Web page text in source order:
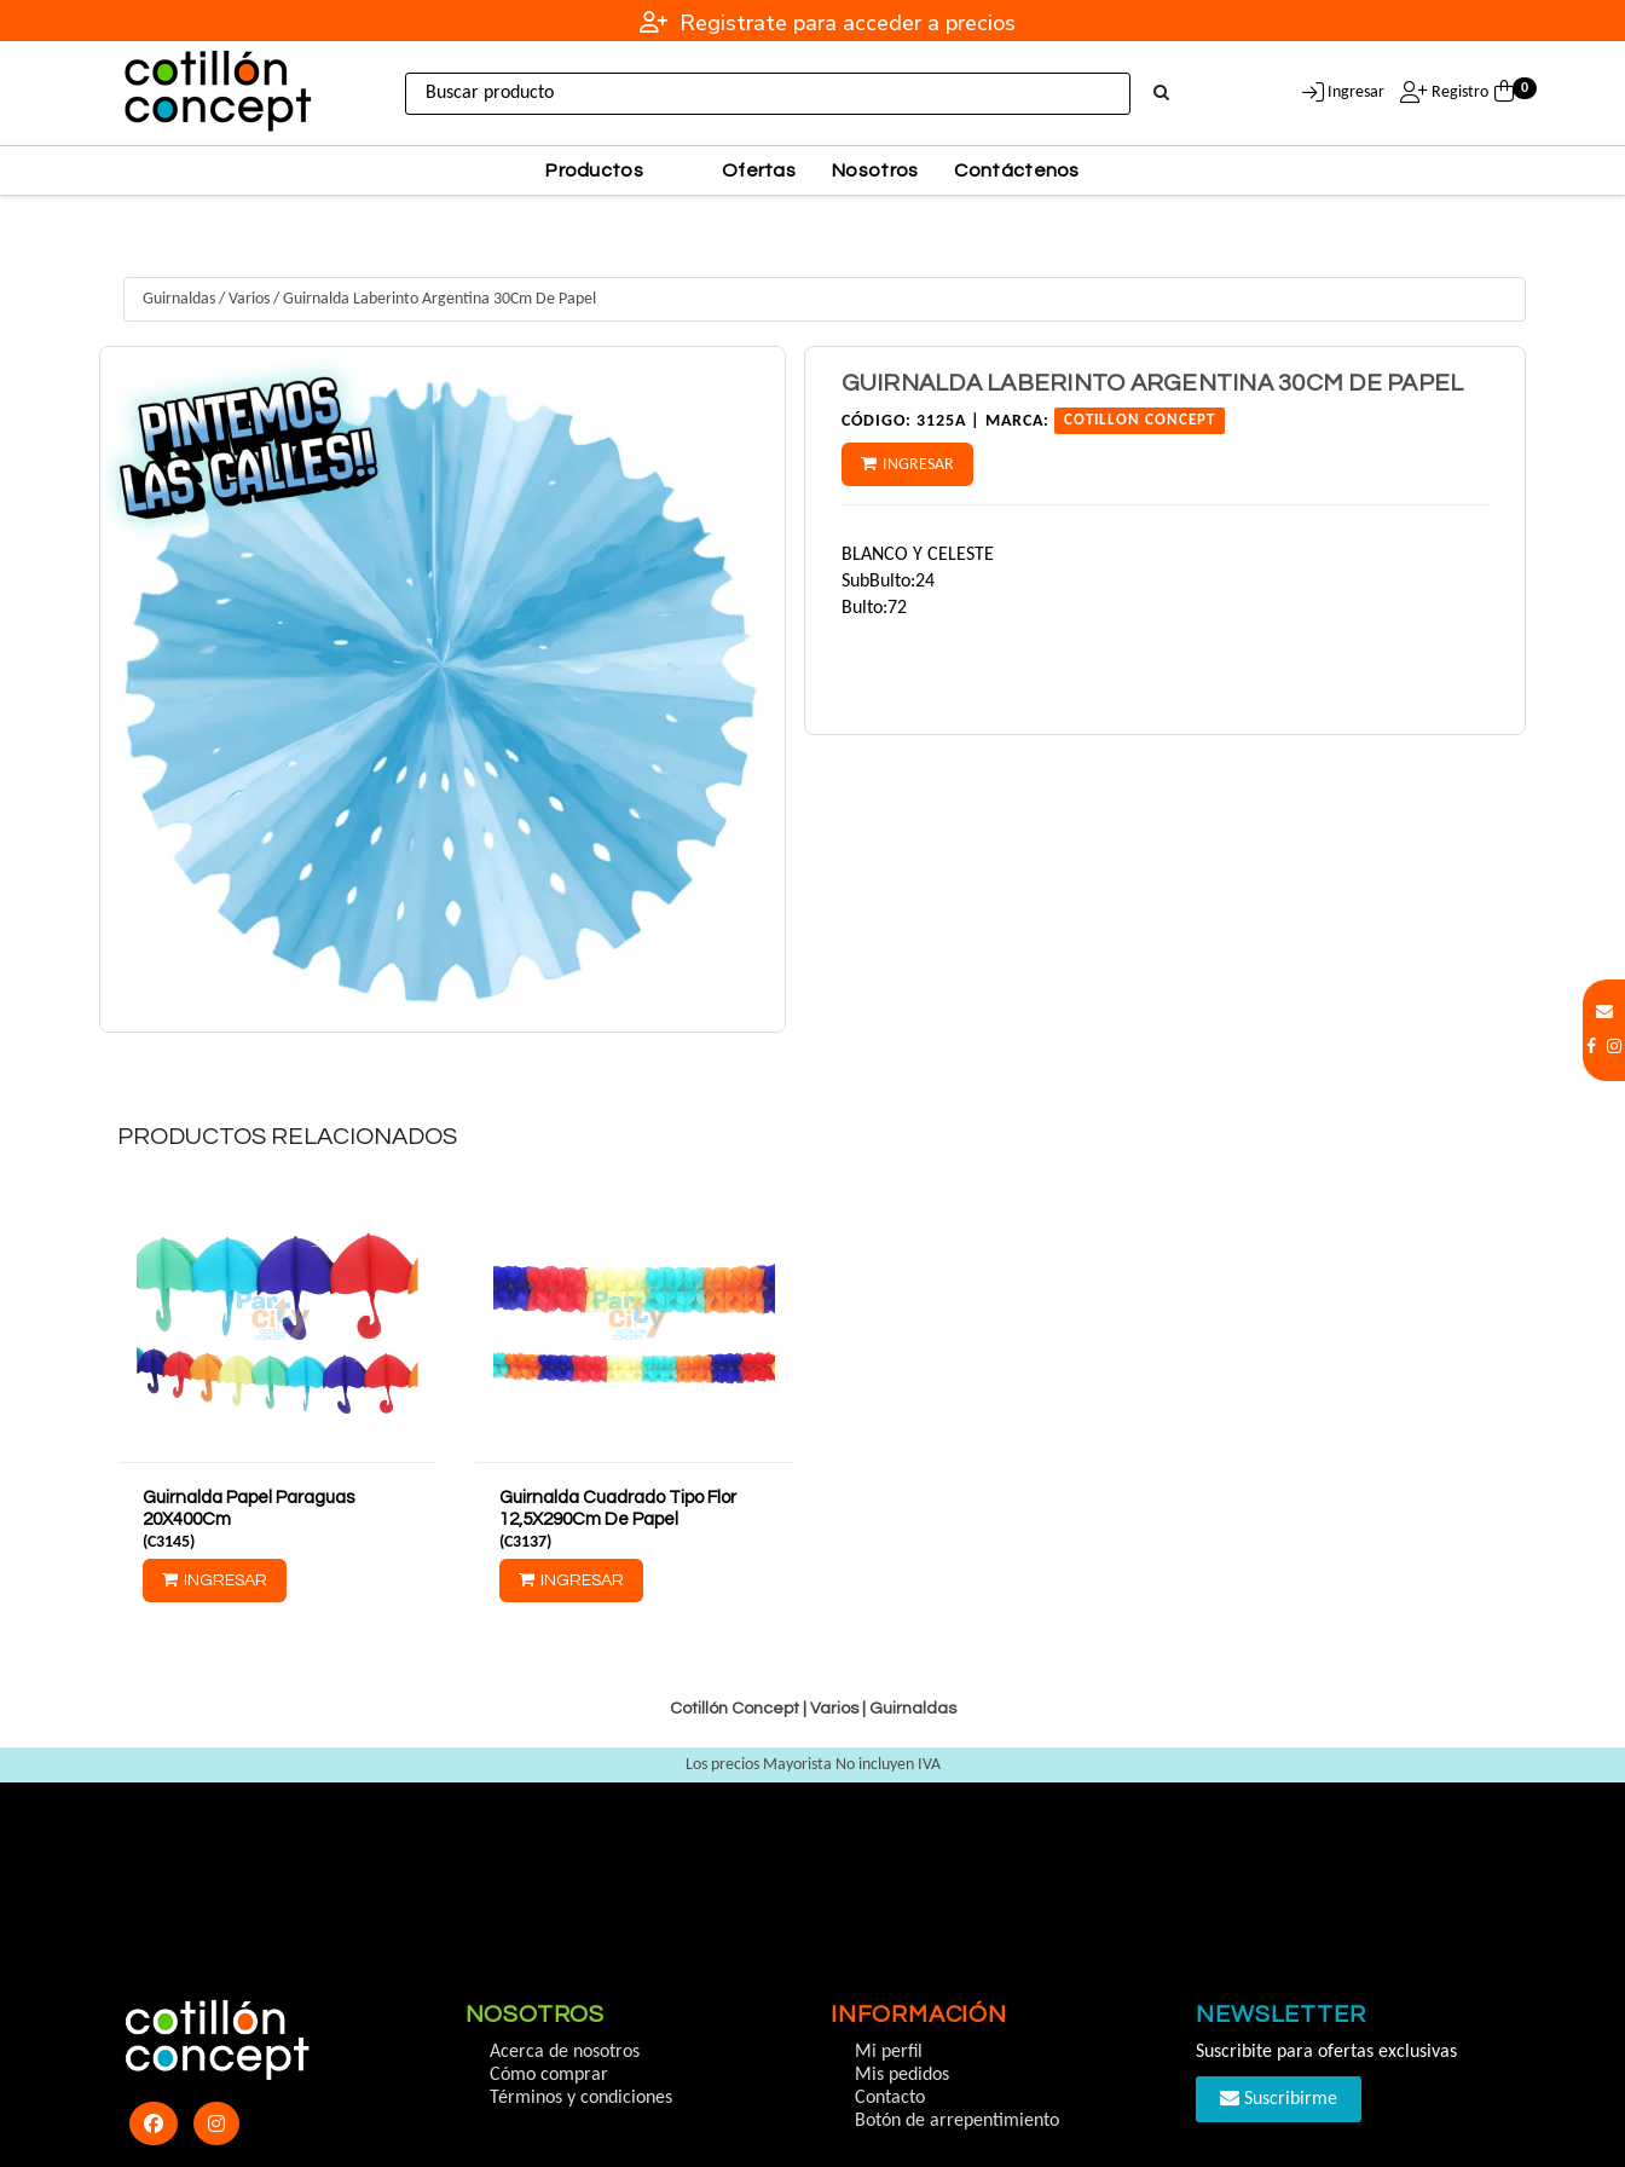
Registrate para acceder a precios
Ingresar Registro 0
Productos Ofertas Nosotros Contáctenos
Guirnaldas /Varios / Guirnalda Laberinto Argentina 30Cm De Papel
GUIRNALDA LABERINTO ARGENTINA 30CM DE PAPEL
CÓDIGO: 3125A | MARCA: COTILLON CONCEPT
INGRESAR
BLANCO Y CELESTE
SubBulto:24
Bulto:72
PRODUCTOS RELACIONADOS
Guirnalda Papel Paraguas
20X400Cm
(C3145)
INGRESAR
Guirnalda Cuadrado Tipo Flor
12,5X290Cm De Papel
(C3137)
INGRESAR
Cotillón Concept | Varios| Guirnaldas
Los precios Mayorista No incluyen IVA
NOSOTROS
Acerca de nosotros
Cómo comprar
Términos y condiciones
INFORMACIÓN
Mi perfil
Mis pedidos
Contacto
Botón de arrepentimiento
NEWSLETTER
Suscribite para ofertas exclusivas
Suscribirme